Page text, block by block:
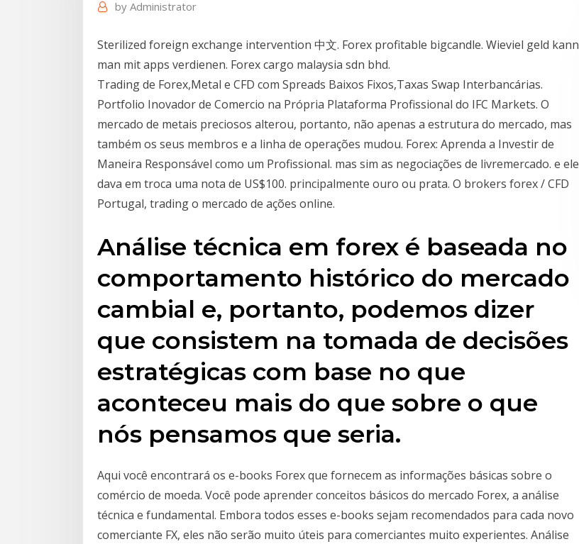
by Administrator
Sterilized foreign exchange intervention 中文. Forex profitable bigcandle. Wieviel geld kann
man mit apps verdienen. Forex cargo malaysia sdn bhd.
Trading de Forex,Metal e CFD com Spreads Baixos Fixos,Taxas Swap Interbancárias.
Portfolio Inovador de Comercio na Própria Plataforma Profissional do IFC Markets. O
mercado de metais preciosos alterou, portanto, não apenas a estrutura do mercado, mas
também os seus membros e a linha de operações mudou. Forex: Aprenda a Investir de
Maneira Responsável como um Profissional. mas sim as negociações de livremercado. e ele
dava em troca uma nota de US$100. principalmente ouro ou prata. O brokers forex / CFD
Portugal, trading o mercado de ações online.
Análise técnica em forex é baseada no
comportamento histórico do mercado
cambial e, portanto, podemos dizer
que consistem na tomada de decisões
estratégicas com base no que
aconteceu mais do que sobre o que
nós pensamos que seria.
Aqui você encontrará os e-books Forex que fornecem as informações básicas sobre o
comércio de moeda. Você pode aprender conceitos básicos do mercado Forex, a análise
técnica e fundamental. Embora todos esses e-books sejam recomendados para cada novo
comerciante FX, eles não serão muito úteis para comerciantes muito experientes. Análise